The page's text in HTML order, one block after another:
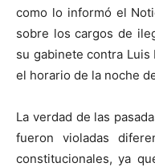
como lo informó el
sobre los cargos de
su gabinete contra
el horario de la noche
La verdad de las
fueron violadas
constitucionales, ya